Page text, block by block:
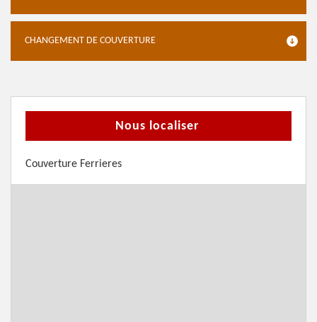
CHANGEMENT DE COUVERTURE
Nous localiser
Couverture Ferrieres